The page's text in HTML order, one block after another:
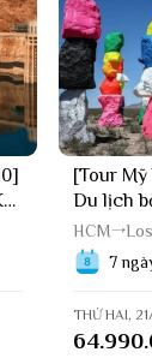
Group
Du lịch LVT
[Tour Mỹ
Du lịch
Los
(21/09/
HCM
7
THỨ HAI,